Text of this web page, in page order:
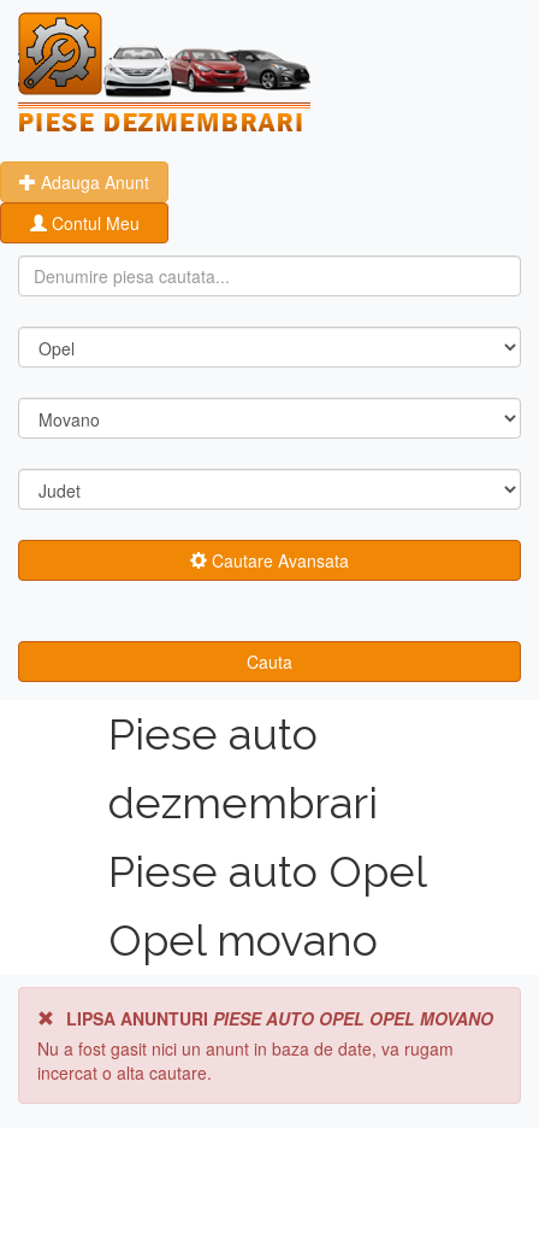
Adauga Anunt
Contul Meu
Cautare Avansata
Cauta
Piese auto
dezmembrari
Piese auto Opel
Opel movano
LIPSA ANUNTURI PIESE AUTO OPEL OPEL MOVANO
Nu a fost gasit nici un anunt in baza de date, va rugam
incercat o alta cautare.